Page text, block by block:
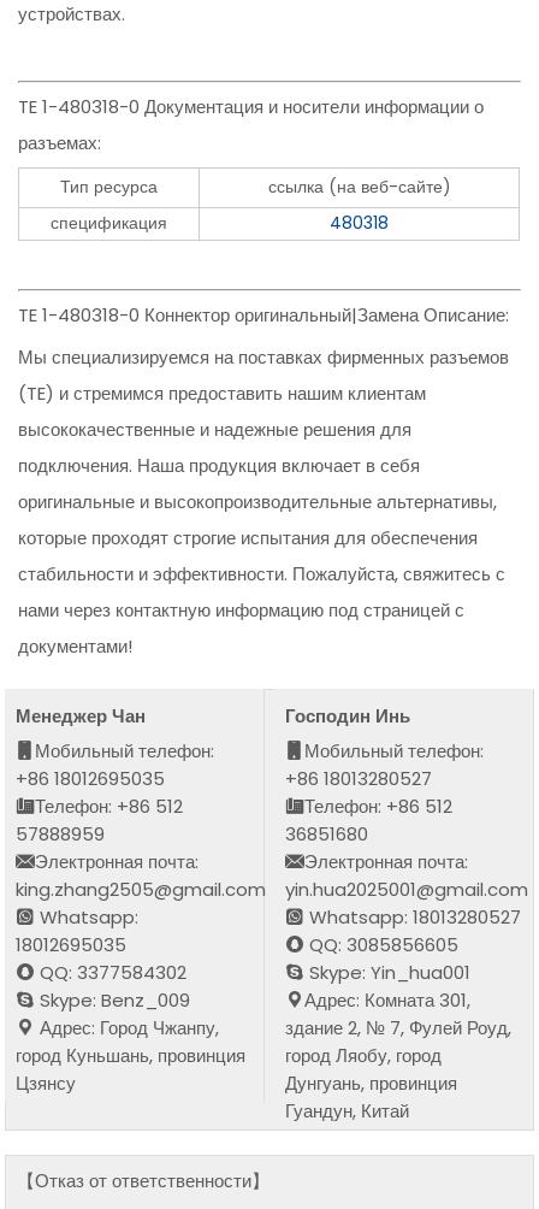
устройствах.
TE 1-480318-0 Документация и носители информации о
разъемах:
Тип ресурса
ссылка (на веб-сайте)
спецификация
480318
TE 1-480318-0 Коннектор оригинальный|Замена Описание:
Мы специализируемся на поставках фирменных разъемов
(TE) и стремимся предоставить нашим клиентам
высококачественные и надежные решения для
подключения. Наша продукция включает в себя
оригинальные и высокопроизводительные альтернативы,
которые проходят строгие испытания для обеспечения
стабильности и эффективности. Пожалуйста, свяжитесь с
нами через контактную информацию под страницей с
документами!
Менеджер Чан
Мобильный телефон:
+86 18012695035
Телефон: +86 512
57888959
Электронная почта:
king.zhang2505@gmail.com
Whatsapp:
18012695035
QQ: 3377584302
Skype: Benz_009
Адрес: Город Чжанпу,
город Куньшань, провинция
Цзянсу
Господин Инь
Мобильный телефон:
+86 18013280527
Телефон: +86 512
36851680
Электронная почта:
yin.hua2025001@gmail.com
Whatsapp: 18013280527
QQ: 3085856605
Skype: Yin_hua001
Адрес: Комната 301,
здание 2, № 7, Фулей Роуд,
город Ляобу, город
Дунгуань, провинция
Гуандун, Китай
【Отказ от ответственности】